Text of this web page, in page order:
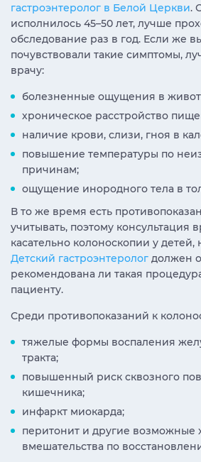
гастроэнтеролог в Белой Церкви.
исполнилось 45–50 лет, лучше
обследование раз в год. Если же
почувствовали такие симптомы,
врачу:
болезненные ощущения в
хроническое расстройство
наличие крови, слизи, гноя в
повышение температуры по
причинам;
ощущение инородного тела в
В то же время есть
учитывать, поэтому консультация
касательно колоноскопии у детей,
Детский гастроэнтеролог должен
рекомендована ли такая
пациенту.
Среди противопоказаний к
тяжелые формы воспаления
тракта;
повышенный риск сквозного
кишечника;
инфаркт миокарда;
перитонит и другие возможные
вмешательства по